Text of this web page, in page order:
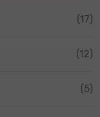
(17)
(12)
(5)